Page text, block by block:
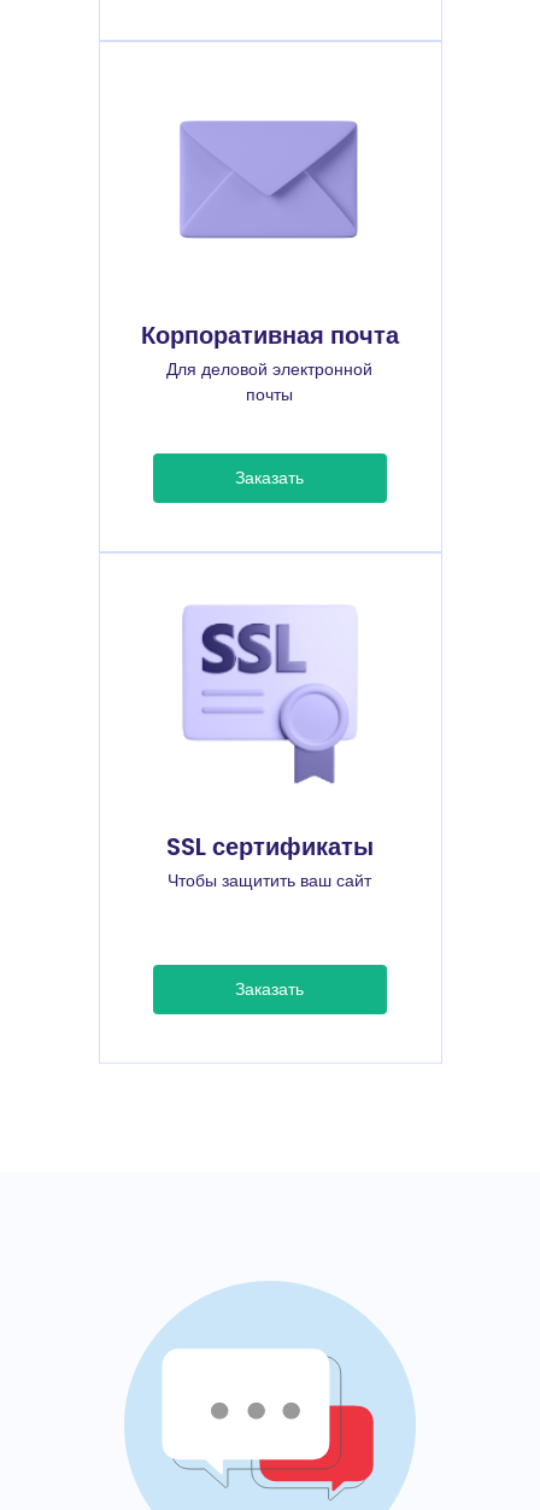
Корпоративная почта
Для деловой электронной
почты
Заказать
SSL сертификаты
Чтобы защитить ваш сайт
Заказать